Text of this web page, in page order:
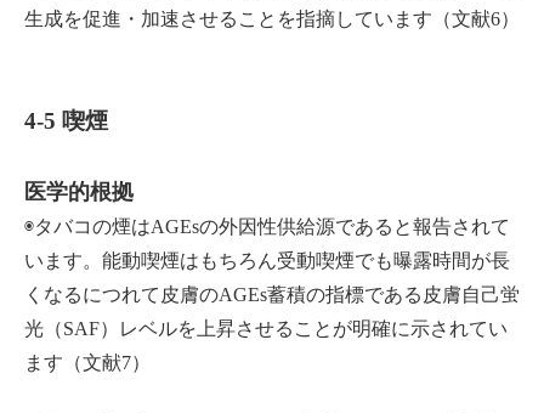
生成を促進・加速させることを指摘しています（文献6）
4-5 喫煙
医学的根拠
◉タバコの煙はAGEsの外因性供給源であると報告されて
います。能動喫煙はもちろん受動喫煙でも曝露時間が長
くなるにつれて皮膚のAGEs蓄積の指標である皮膚自己蛍
光（SAF）レベルを上昇させることが明確に示されてい
ます（文献7）